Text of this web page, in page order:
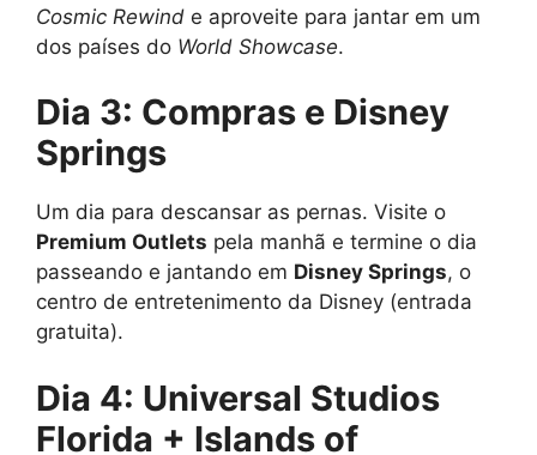
Cosmic Rewind e aproveite para jantar em um
dos países do World Showcase.
Dia 3: Compras e Disney
Springs
Um dia para descansar as pernas. Visite o
Premium Outlets pela manhã e termine o dia
passeando e jantando em Disney Springs, o
centro de entretenimento da Disney (entrada
gratuita).
Dia 4: Universal Studios
Florida + Islands of